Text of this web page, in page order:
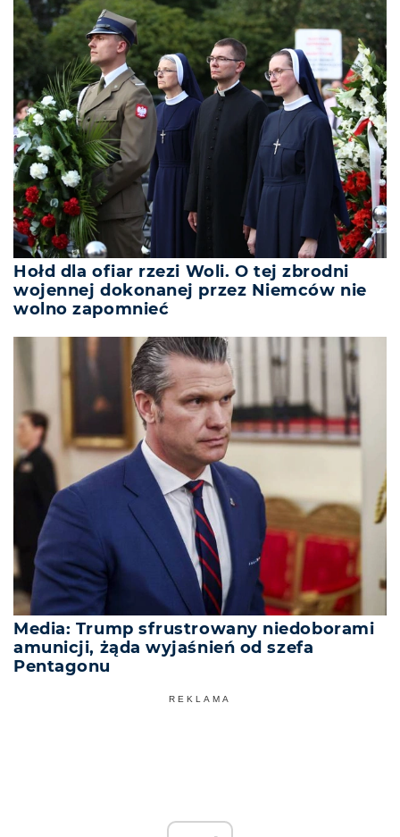
Hołd dla ofiar rzezi Woli. O tej zbrodni
wojennej dokonanej przez Niemców nie
wolno zapomnieć
Media: Trump sfrustrowany niedoborami
amunicji, żąda wyjaśnień od szefa
Pentagonu
REKLAMA